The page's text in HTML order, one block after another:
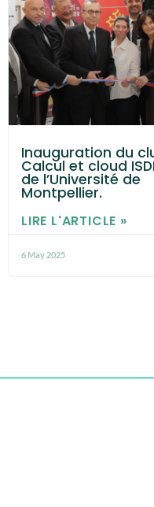
Inauguration du
Calcul et cloud
de l’Université de
Montpellier.
LIRE L'ARTICLE »
6 May 2025